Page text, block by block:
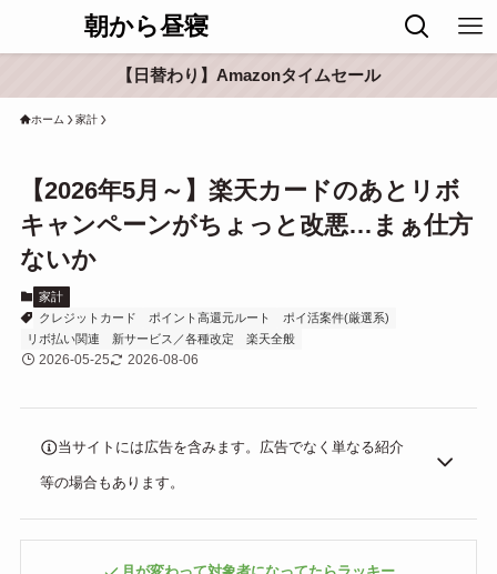
朝から昼寝
【日替わり】Amazonタイムセール
ホーム 家計
【2026年5月～】楽天カードのあとリボ
キャンペーンがちょっと改悪…まぁ仕方
ないか
家計
クレジットカード
ポイント高還元ルート
ポイ活案件(厳選系)
リボ払い関連
新サービス／各種改定 楽天全般
2026-05-25 2026-08-06
当サイトには広告を含みます。広告でなく単なる紹介
等の場合もあります。